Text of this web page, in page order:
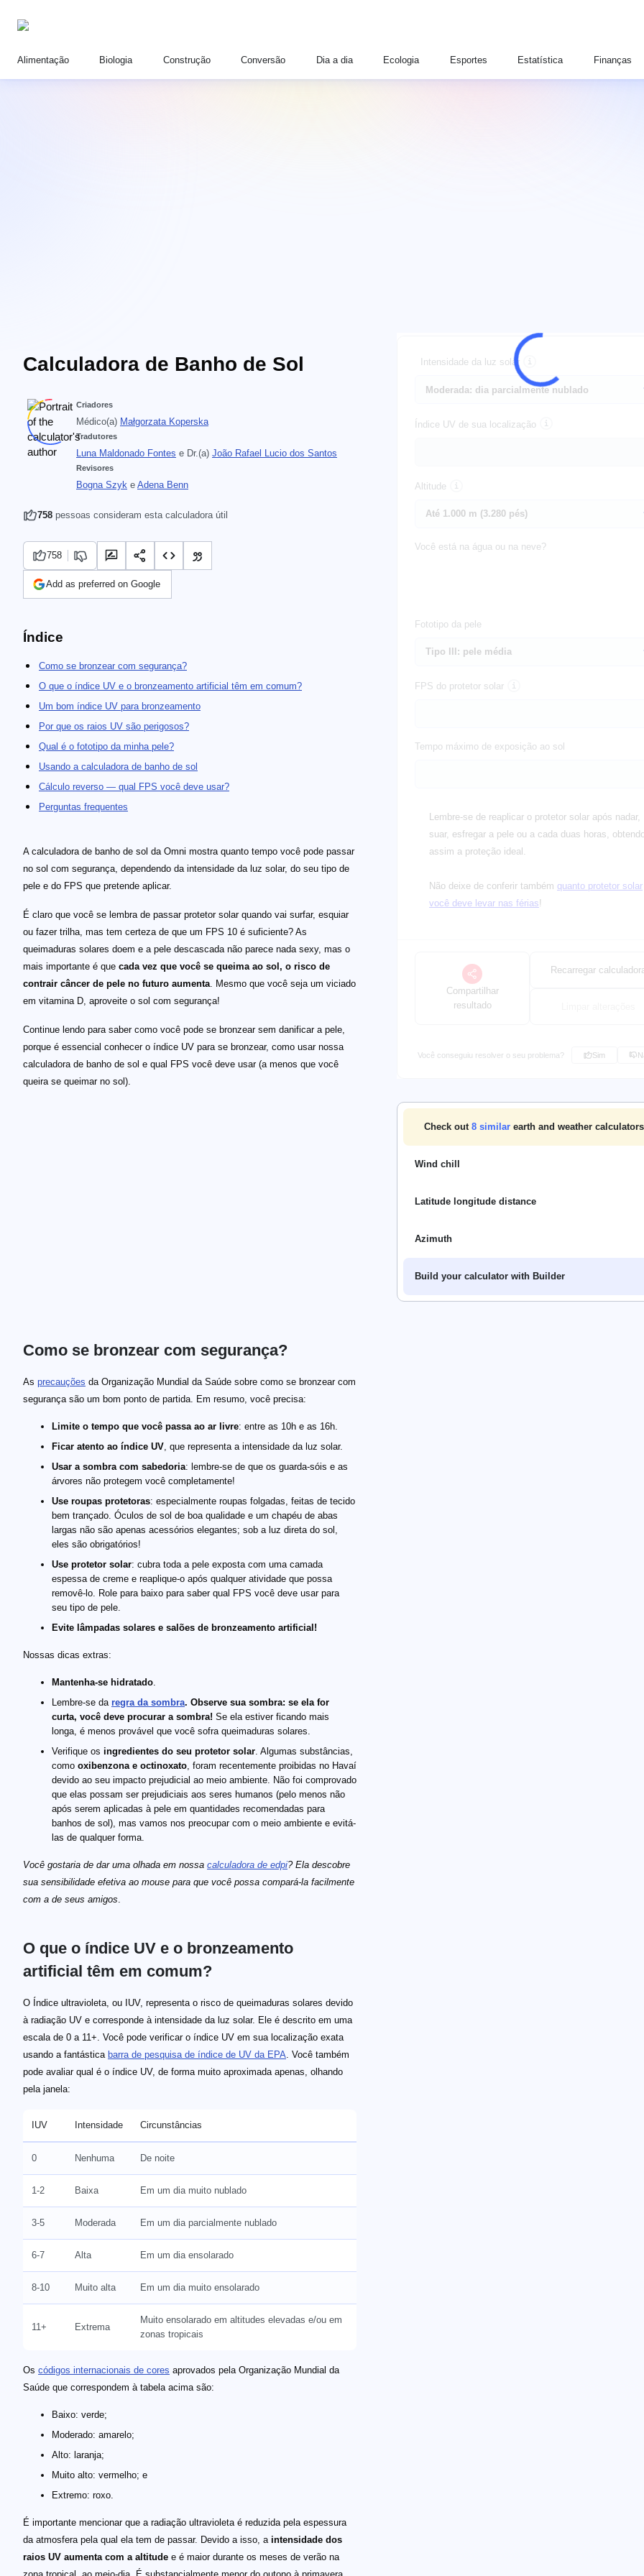
Alimentação Biologia Construção Conversão Dia a dia Ecologia Esportes Estatística Finanças
Calculadora de Banho de Sol Intensidade da luz solar
Índice UV de sua localização
Altitude
Você está na água ou na neve?
Fototipo da pele
FPS do protetor solar
Tempo máximo de exposição ao sol
Lembre-se de reaplicar o protetor solar após nadar,
suar, esfregar a pele ou a cada duas horas,
assim a proteção ideal.
Não deixe de conferir também quanto protetor solar
você deve levar nas férias!
Compartilhar
resultado
Recarregar
Você conseguiu resolver o seu problema? Sim
Check out 8 similar earth and weather
Wind chill
Latitude longitude distance
Azimuth
Build your calculator with Builder
Criadores
Médico(a) Małgorzata Koperska
Tradutores
Luna Maldonado Fontes e Dr.(a) João Rafael Lucio dos Santos
Revisores
Bogna Szyk e Adena Benn
758 pessoas consideram esta calculadora útil
758
Add as preferred on Google
Índice
Como se bronzear com segurança?
O que o índice UV e o bronzeamento artificial têm em comum?
Um bom índice UV para bronzeamento
Por que os raios UV são perigosos?
Qual é o fototipo da minha pele?
Usando a calculadora de banho de sol
Cálculo reverso — qual FPS você deve usar?
Perguntas frequentes
A calculadora de banho de sol da Omni mostra quanto tempo você pode passar
no sol com segurança, dependendo da intensidade da luz solar, do seu tipo de
pele e do FPS que pretende aplicar.
É claro que você se lembra de passar protetor solar quando vai surfar, esquiar
ou fazer trilha, mas tem certeza de que um FPS 10 é suficiente? As
queimaduras solares doem e a pele descascada não parece nada sexy, mas o
mais importante é que cada vez que você se queima ao sol, o risco de
contrair câncer de pele no futuro aumenta. Mesmo que você seja um viciado
em vitamina D, aproveite o sol com segurança!
Continue lendo para saber como você pode se bronzear sem danificar a pele,
porque é essencial conhecer o índice UV para se bronzear, como usar nossa
calculadora de banho de sol e qual FPS você deve usar (a menos que você
queira se queimar no sol).
Como se bronzear com segurança?
As precauções da Organização Mundial da Saúde sobre como se bronzear com
segurança são um bom ponto de partida. Em resumo, você precisa:
Limite o tempo que você passa ao ar livre: entre as 10h e as 16h.
Ficar atento ao índice UV, que representa a intensidade da luz solar.
Usar a sombra com sabedoria: lembre-se de que os guarda-sóis e as
árvores não protegem você completamente!
Use roupas protetoras: especialmente roupas folgadas, feitas de tecido
bem trançado. Óculos de sol de boa qualidade e um chapéu de abas
largas não são apenas acessórios elegantes; sob a luz direta do sol,
eles são obrigatórios!
Use protetor solar: cubra toda a pele exposta com uma camada
espessa de creme e reaplique-o após qualquer atividade que possa
removê-lo. Role para baixo para saber qual FPS você deve usar para
seu tipo de pele.
Evite lâmpadas solares e salões de bronzeamento artificial!
Nossas dicas extras:
Mantenha-se hidratado.
Lembre-se da regra da sombra. Observe sua sombra: se ela for
curta, você deve procurar a sombra! Se ela estiver ficando mais
longa, é menos provável que você sofra queimaduras solares.
Verifique os ingredientes do seu protetor solar. Algumas substâncias,
como oxibenzona e octinoxato, foram recentemente proibidas no Havaí
devido ao seu impacto prejudicial ao meio ambiente. Não foi comprovado
que elas possam ser prejudiciais aos seres humanos (pelo menos não
após serem aplicadas à pele em quantidades recomendadas para
banhos de sol), mas vamos nos preocupar com o meio ambiente e evitá-
las de qualquer forma.
Você gostaria de dar uma olhada em nossa calculadora de edpi? Ela descobre
sua sensibilidade efetiva ao mouse para que você possa compará-la facilmente
com a de seus amigos.
O que o índice UV e o bronzeamento
artificial têm em comum?
O Índice ultravioleta, ou IUV, representa o risco de queimaduras solares devido
à radiação UV e corresponde à intensidade da luz solar. Ele é descrito em uma
escala de 0 a 11+. Você pode verificar o índice UV em sua localização exata
usando a fantástica barra de pesquisa de índice de UV da EPA. Você também
pode avaliar qual é o índice UV, de forma muito aproximada apenas, olhando
pela janela:
IUV Intensidade Circunstâncias
0 Nenhuma De noite
1-2 Baixa Em um dia muito nublado
3-5 Moderada Em um dia parcialmente nublado
6-7 Alta Em um dia ensolarado
8-10 Muito alta Em um dia muito ensolarado
11+ Extrema
Muito ensolarado em altitudes elevadas e/ou em
zonas tropicais
Os códigos internacionais de cores aprovados pela Organização Mundial da
Saúde que correspondem à tabela acima são:
Baixo: verde;
Moderado: amarelo;
Alto: laranja;
Muito alto: vermelho; e
Extremo: roxo.
É importante mencionar que a radiação ultravioleta é reduzida pela espessura
da atmosfera pela qual ela tem de passar. Devido a isso, a intensidade dos
raios UV aumenta com a altitude e é maior durante os meses de verão na